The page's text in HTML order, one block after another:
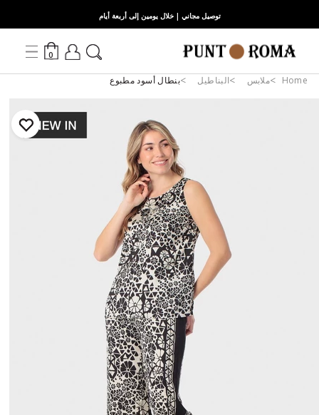
توصيل مجاني | خلال يومين إلى أربعة أيام
0
Home ملابس البناطيل بنطال أسود مطبوع